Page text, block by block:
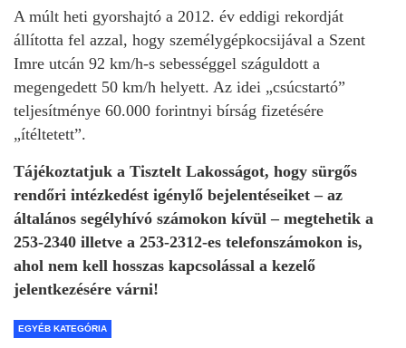
A múlt heti gyorshajtó a 2012. év eddigi rekordját
állította fel azzal, hogy személygépkocsijával a Szent
Imre utcán 92 km/h-s sebességgel száguldott a
megengedett 50 km/h helyett. Az idei „csúcstartó”
teljesítménye 60.000 forintnyi bírság fizetésére
„ítéltetett”.
Tájékoztatjuk a Tisztelt Lakosságot, hogy sürgős
rendőri intézkedést igénylő bejelentéseiket – az
általános segélyhívó számokon kívül – megtehetik a
253-2340 illetve a 253-2312-es telefonszámokon is,
ahol nem kell hosszas kapcsolással a kezelő
jelentkezésére várni!
EGYÉB KATEGÓRIA